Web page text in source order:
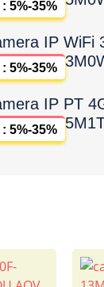
: 5%-35%
IP WiFi
: 5%-35%
IP PT
: 5%-35%